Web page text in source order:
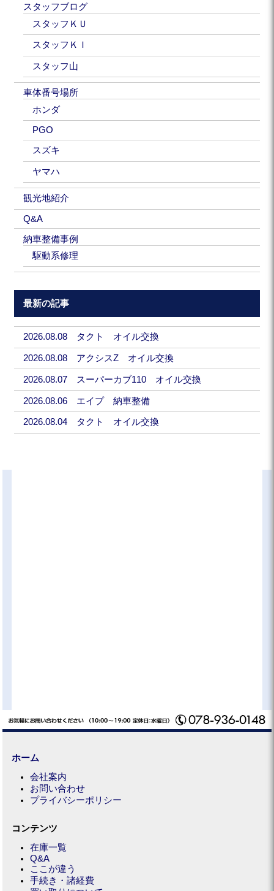
スタッフブログ
スタッフＫＵ
スタッフＫＩ
スタッフ山
車体番号場所
ホンダ
PGO
スズキ
ヤマハ
観光地紹介
Q&A
納車整備事例
駆動系修理
最新の記事
2026.08.08 タクト オイル交換
2026.08.08 アクシスZ オイル交換
2026.08.07 スーパーカブ110 オイル交換
2026.08.06 エイプ 納車整備
2026.08.04 タクト オイル交換
ホーム
会社案内
お問い合わせ
プライバシーポリシー
コンテンツ
在庫一覧
Q&A
ここが違う
手続き・諸経費